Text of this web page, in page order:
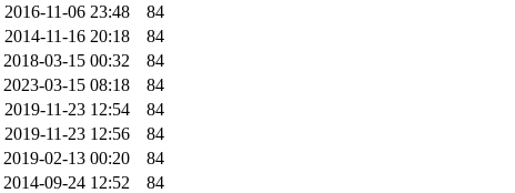
2016-11-06 23:48
84
2014-11-16 20:18
84
2018-03-15 00:32
84
2023-03-15 08:18
84
2019-11-23 12:54
84
2019-11-23 12:56
84
2019-02-13 00:20
84
2014-09-24 12:52
84